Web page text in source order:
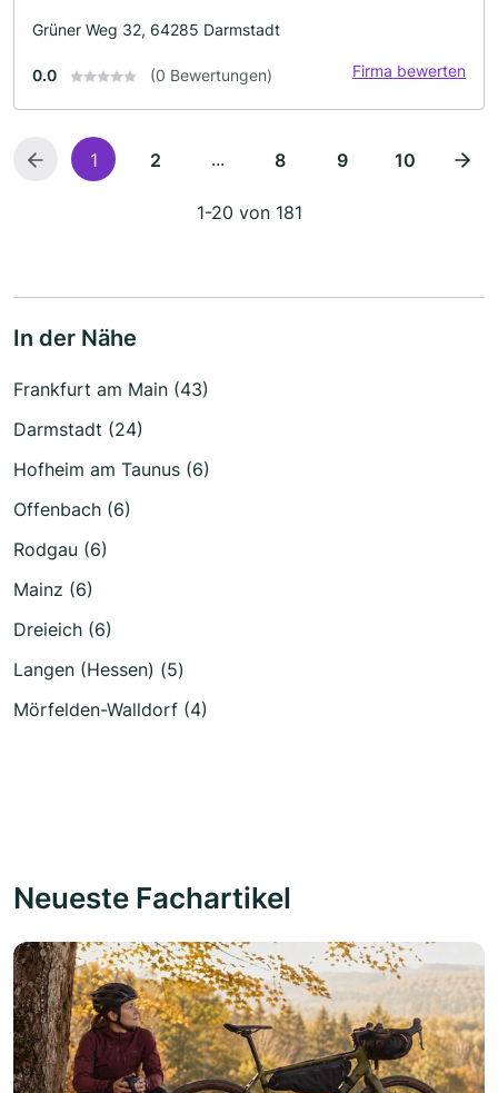
Grüner Weg 32, 64285 Darmstadt
0.0 (0 Bewertungen) Firma bewerten
1 2 ... 8 9 10
1-20 von 181
In der Nähe
Frankfurt am Main (43)
Darmstadt (24)
Hofheim am Taunus (6)
Offenbach (6)
Rodgau (6)
Mainz (6)
Dreieich (6)
Langen (Hessen) (5)
Mörfelden-Walldorf (4)
Neueste Fachartikel